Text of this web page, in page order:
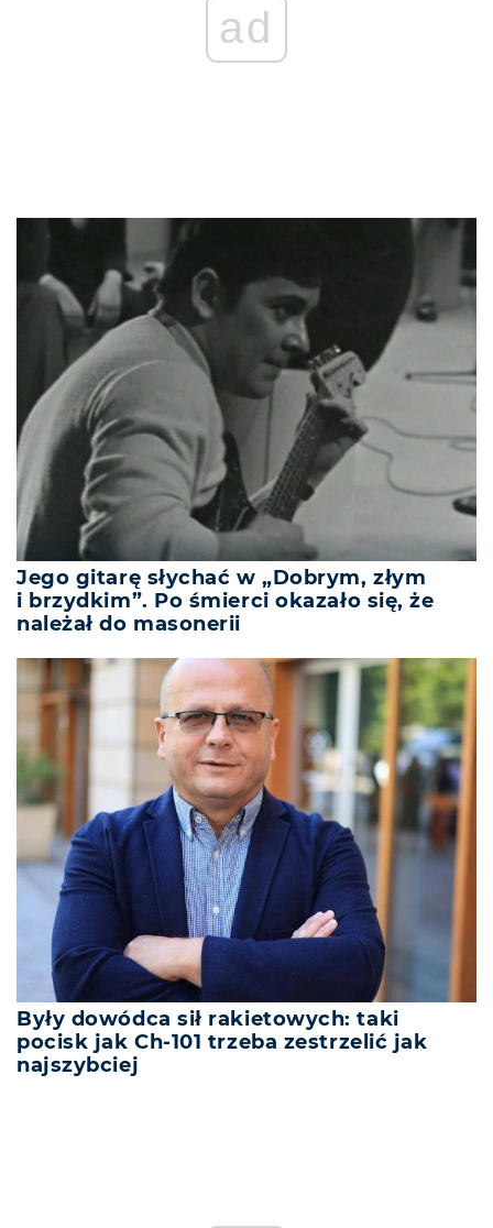
ad
Jego gitarę słychać w „Dobrym, złym
i brzydkim”. Po śmierci okazało się, że
należał do masonerii
Były dowódca sił rakietowych: taki
pocisk jak Ch-101 trzeba zestrzelić jak
najszybciej